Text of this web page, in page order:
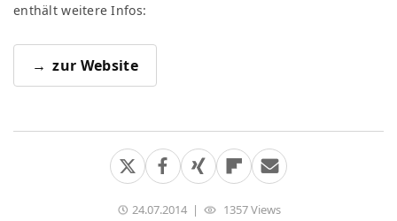
enthält weitere Infos:
zur Website
24.07.2014| 1357 Views